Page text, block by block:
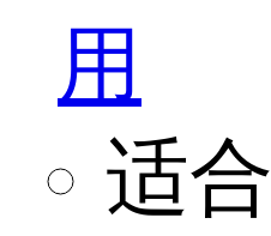
用
适合